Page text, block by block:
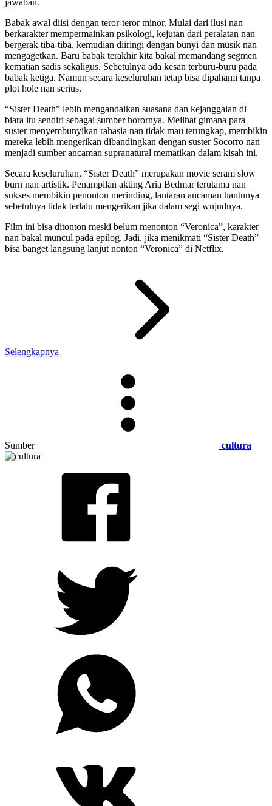
jawaban.
Babak awal diisi dengan teror-teror minor. Mulai dari ilusi nan
berkarakter mempermainkan psikologi, kejutan dari peralatan nan
bergerak tiba-tiba, kemudian diiringi dengan bunyi dan musik nan
mengagetkan. Baru babak terakhir kita bakal memandang segmen
kematian sadis sekaligus. Sebetulnya ada kesan terburu-buru pada
babak ketiga. Namun secara keseluruhan tetap bisa dipahami tanpa
plot hole nan serius.
“Sister Death” lebih mengandalkan suasana dan kejanggalan di
biara itu sendiri sebagai sumber horornya. Melihat gimana para
suster menyembunyikan rahasia nan tidak mau terungkap, membikin
mereka lebih mengerikan dibandingkan dengan suster Socorro nan
menjadi sumber ancaman supranatural mematikan dalam kisah ini.
Secara keseluruhan, “Sister Death” merupakan movie seram slow
burn nan artistik. Penampilan akting Aria Bedmar terutama nan
sukses membikin penonton merinding, lantaran ancaman hantunya
sebetulnya tidak terlalu mengerikan jika dalam segi wujudnya.
Film ini bisa ditonton meski belum menonton “Veronica”, karakter
nan bakal muncul pada epilog. Jadi, jika menikmati “Sister Death”
bisa banget langsung lanjut nonton “Veronica” di Netflix.
Selengkapnya
Sumber cultura